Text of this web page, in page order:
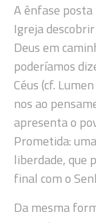
A ênfase
Igreja
Deus em
poderíamos
Céus (cf.
nos ao
apresenta o
Prometida:
liberdade, que
final com o
Da mesma